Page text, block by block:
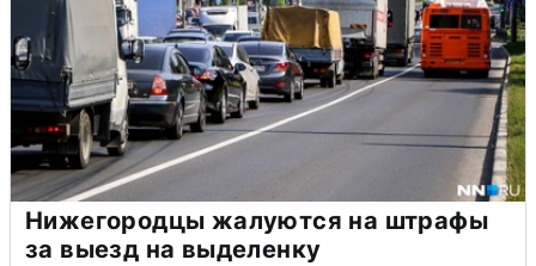
Нижегородцы жалуются на штрафы
за выезд на выделенку